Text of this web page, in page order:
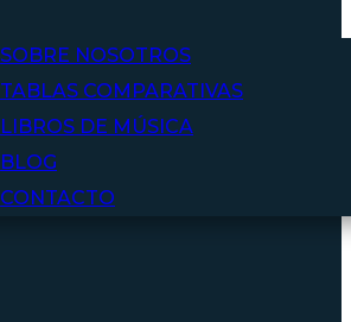
SOBRE NOSOTROS
TABLAS COMPARATIVAS
LIBROS DE MÚSICA
BLOG
CONTACTO